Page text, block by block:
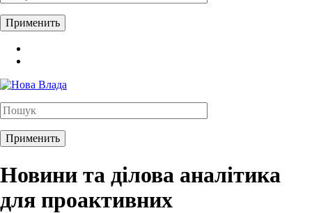
Новини та ділова аналітика
для проактивних